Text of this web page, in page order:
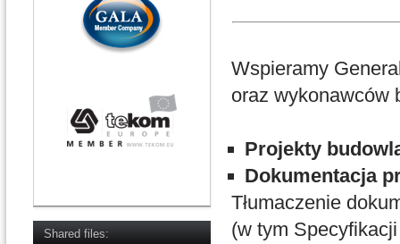
Wspieramy
oraz wykonawców
Projekty
Dokumentacja
Tłumaczenie
(w tym
Shared files: